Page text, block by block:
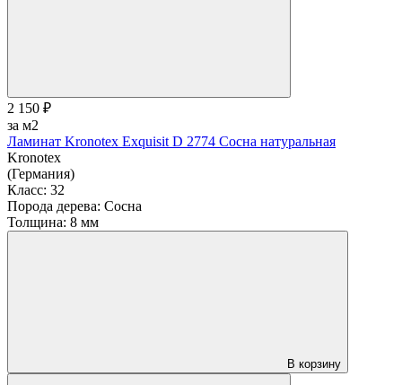
2 150 ₽
за м2
Ламинат Kronotex Exquisit D 2774 Сосна натуральная
Kronotex
(Германия)
Класс: 32
Порода дерева: Сосна
Толщина: 8 мм
В корзину